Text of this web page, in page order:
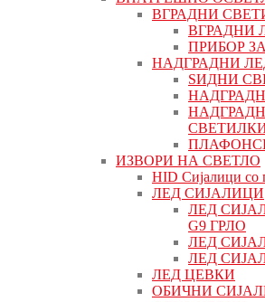
ВГРАДНИ
ВГРАДНИ
ПРИБОР
НАДГРАДНИ
ЅИДНИ
ИЗВОРИ НА СВЕТЛО
HID Сијалици со
ЛЕД СИЈАЛИЦИ
ЛЕД
G9 ГРЛО
ЛЕД
ЛЕД
ЛЕД ЦЕВКИ
ОБИЧНИ